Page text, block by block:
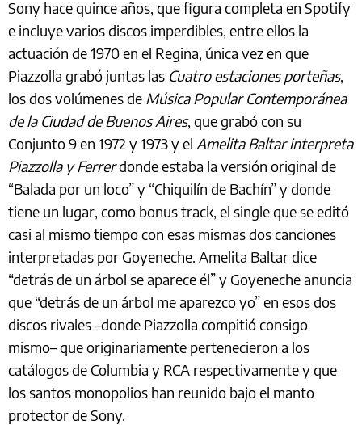
Sony hace quince años, que figura completa en Spotify
e incluye varios discos imperdibles, entre ellos la
actuación de 1970 en el Regina, única vez en que
Piazzolla grabó juntas las Cuatro estaciones porteñas,
los dos volúmenes de Música Popular Contemporánea
de la Ciudad de Buenos Aires, que grabó con su
Conjunto 9 en 1972 y 1973 y el Amelita Baltar interpreta
Piazzolla y Ferrerdonde estaba la versión original de
“Balada por un loco” y “Chiquilín de Bachín” y donde
tiene un lugar, como bonus track, el single que se editó
casi al mismo tiempo con esas mismas dos canciones
interpretadas por Goyeneche. Amelita Baltar dice
“detrás de un árbol se aparece él” y Goyeneche anuncia
que “detrás de un árbol me aparezco yo” en esos dos
discos rivales –donde Piazzolla compitió consigo
mismo– que originariamente pertenecieron a los
catálogos de Columbia y RCA respectivamente y que
los santos monopolios han reunido bajo el manto
protector de Sony.